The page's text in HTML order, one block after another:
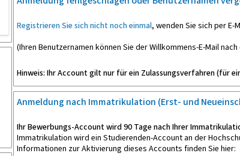
Registrieren Sie sich nicht noch einmal, wenden Sie sich per E-
(Ihren Benutzernamen können Sie der Willkommens-E-Mail
Hinweis: Ihr Account gilt nur für ein Zulassungsverfahren (für
Anmeldung nach Immatrikulation (Erst- und
Ihr Bewerbungs-Account wird 90 Tage nach Ihrer
Immatrikulation wird ein Studierenden-Account an der
Informationen zur Aktivierung dieses Accounts finden Sie hier: